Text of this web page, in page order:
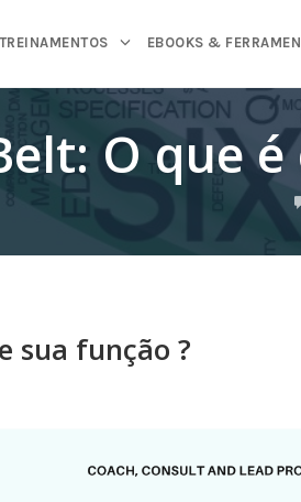
TREINAMENTOS EBOOKS &
O que
sua função ?